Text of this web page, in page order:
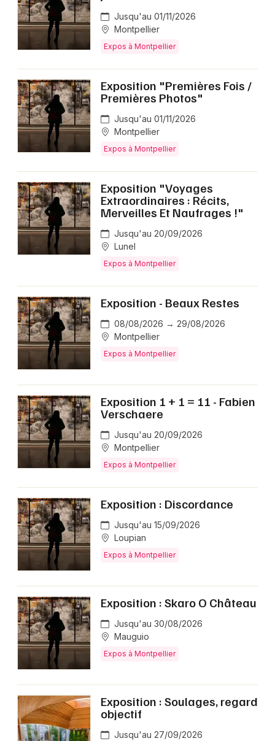
Jusqu'au 01/11/2026
Montpellier
Expos à Montpellier
Exposition "Premières Fois /
Premières Photos"
Jusqu'au 01/11/2026
Montpellier
Expos à Montpellier
Exposition "Voyages
Extraordinaires : Récits,
Merveilles Et Naufrages !"
Jusqu'au 20/09/2026
Lunel
Expos à Montpellier
Exposition - Beaux Restes
08/08/2026 → 29/08/2026
Montpellier
Expos à Montpellier
Exposition 1 + 1 = 11 - Fabien
Verschaere
Jusqu'au 20/09/2026
Montpellier
Expos à Montpellier
Exposition : Discordance
Jusqu'au 15/09/2026
Loupian
Expos à Montpellier
Exposition : Skaro O Château
Jusqu'au 30/08/2026
Mauguio
Expos à Montpellier
Exposition : Soulages, regard
objectif
Jusqu'au 27/09/2026